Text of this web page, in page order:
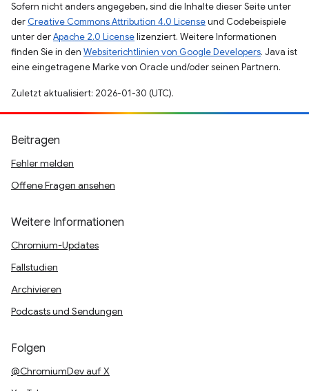
Sofern nicht anders angegeben, sind die Inhalte dieser Seite unter
der Creative Commons Attribution 4.0 Licenseund Codebeispiele
unter derApache 2.0 Licenselizenziert. Weitere Informationen
finden Sie in den Websiterichtlinien von Google Developers. Java ist
eine eingetragene Marke von Oracle und/oder seinen Partnern.
Zuletzt aktualisiert: 2026-01-30 (UTC).
Beitragen
Fehler melden
Offene Fragen ansehen
Weitere Informationen
Chromium-Updates
Fallstudien
Archivieren
Podcasts und Sendungen
Folgen
@ChromiumDev auf X